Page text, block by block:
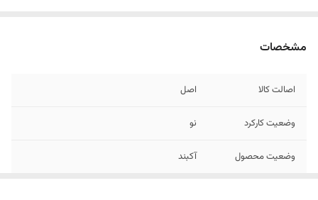
مشخصات
اصالت کالا اصل
وضعیت کارکرد نو
وضعیت محصول آکبند